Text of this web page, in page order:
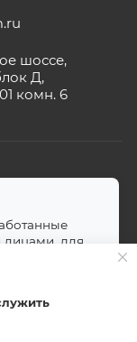
шоссе,
Д,
комн. 6
лицами, для